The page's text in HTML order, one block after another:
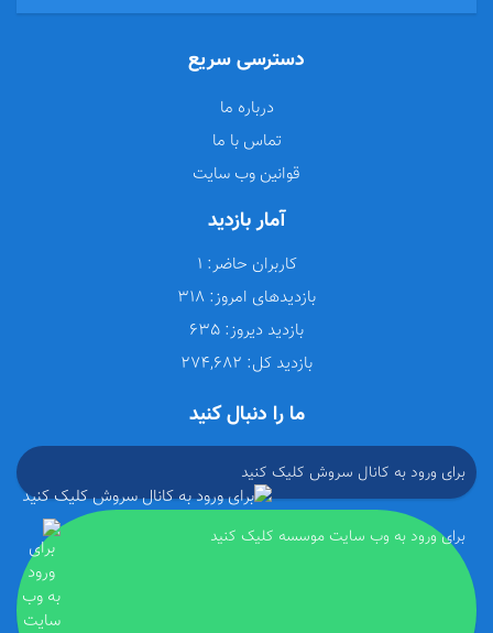
دسترسی سریع
درباره ما
تماس با ما
قوانین وب سایت
آمار بازدید
کاربران حاضر:
بازدیدهای امروز:
بازدید دیروز:
بازدید کل:
ما را دنبال کنید
برای ورود به کانال سروش کلیک کنید
برای ورود به وب سایت موسسه کلیک کنید